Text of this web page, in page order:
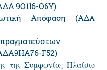
9Ο1Ι6-Ο6Υ)
Απόφαση (ΑΔΑ
Γ52)
της Συμφωνίας Πλαίσιο